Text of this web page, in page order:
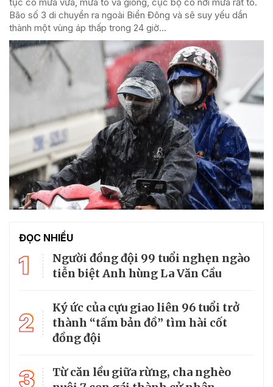
Bão số 3 di chuyển ra ngoài Biển Đông và sẽ suy yếu dần
thành một vùng áp thấp trong 24 giờ...
ĐỌC NHIỀU
1
Người đồng đội 99 tuổi nghẹn ngào
tiễn biệt Anh hùng La Văn Cầu
2
Ký ức của cựu giao liên 96 tuổi trở
thành “tấm bản đồ” tìm hài cốt
đồng đội
3
Từ căn lều giữa rừng, cha nghèo